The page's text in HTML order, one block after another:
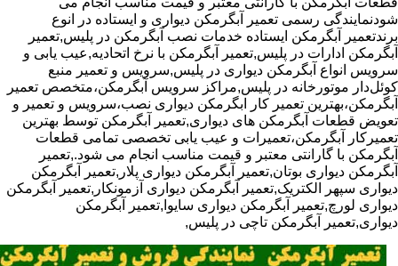
شودنمایندگی رسمی تعمیر آبگرمکن دیواری و ایستاده در انوع
برندتعمیر آبگرمکن ایستاده خدمات نصب آبگرمکن در پلیس,تعمیر
آبگرمکن ادارات در پلیس,تعمیر آبگرمکن با نرخ اتحادیه,عیب یابی و
سرویس انواع آبگرمکن دیواری در پلیس,سرویس و تعمیر منبع
کوئل‌دار موتورخانه در پلیس,مراکز سرویس آبگرمکن،متخصص تعمیر
آبگرمکن،بهترین تعمیر کار ابگرمکن دیواری نصب،سرویس و تعمیر و
تعویض قطعات آبگرمکن های دیواری,تعمیر آبگرمکن توسط بهترین
تعمیرکار آبگرمکن،تعمیرات و عیب یابی تخصصی تمامی قطعات
آبگرمکن با گارانتی معتبر و قیمت مناسب انجام می شود.,تعمیر
آبگرمکن دیواری بوتان,تعمیر آبگرمکن دیواری پلار,تعمیر آبگرمکن
دیواری سپهر الکتریک,تعمیر آبگرمکن دیواری آزمونکار,تعمیر آبگرمکن
دیواری لورچ,تعمیر آبگرمکن دیواری سایوا,تعمیر آبگرمکن
دیواری,تعمیر آبگرمکن تاچی در پلیس,